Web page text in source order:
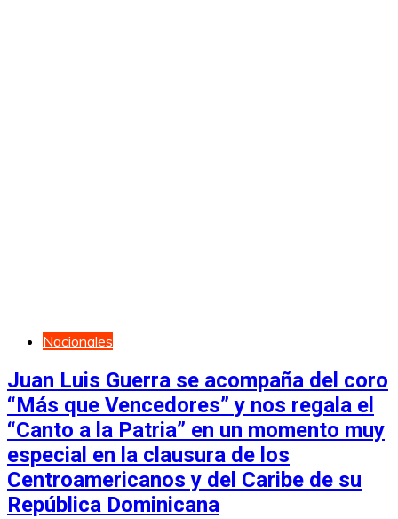
Nacionales
Juan Luis Guerra se acompaña del coro
“Más que Vencedores” y nos regala el
“Canto a la Patria” en un momento muy
especial en la clausura de los
Centroamericanos y del Caribe de su
República Dominicana